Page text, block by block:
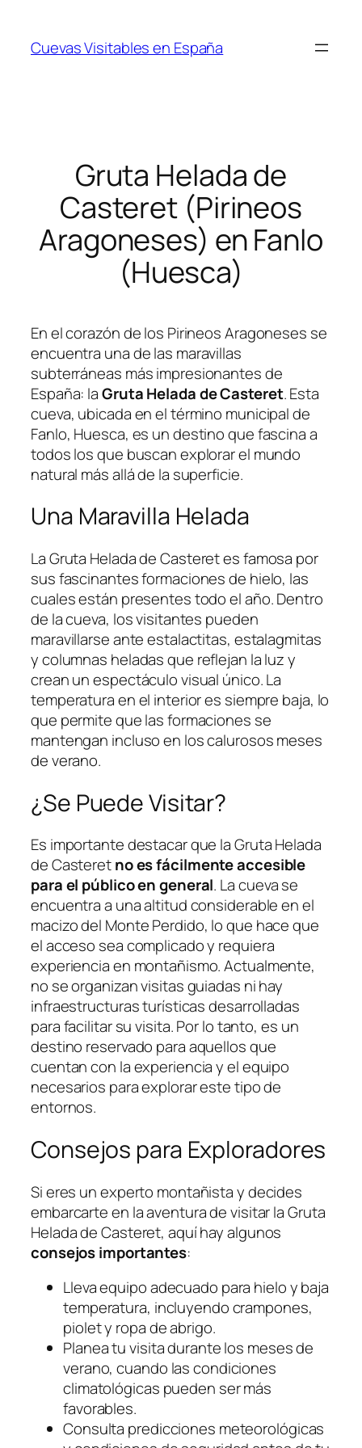
contenido
Cuevas Visitables en España
Gruta Helada de
Casteret (Pirineos
Aragoneses) en Fanlo
(Huesca)
En el corazón de los Pirineos Aragoneses se
encuentra una de las maravillas
subterráneas más impresionantes de
España: laGruta Helada de Casteret. Esta
cueva, ubicada en el término municipal de
Fanlo, Huesca, es un destino que fascina a
todos los que buscan explorar el mundo
natural más allá de la superficie.
Una Maravilla Helada
La Gruta Helada de Casteret es famosa por
sus fascinantes formaciones de hielo, las
cuales están presentes todo el año. Dentro
de la cueva, los visitantes pueden
maravillarse ante estalactitas, estalagmitas
y columnas heladas que reflejan la luz y
crean un espectáculo visual único. La
temperatura en el interior es siempre baja, lo
que permite que las formaciones se
mantengan incluso en los calurosos meses
de verano.
¿Se Puede Visitar?
Es importante destacar que la Gruta Helada
de Casteretno es fácilmente accesible
para el público en general. La cueva se
encuentra a una altitud considerable en el
macizo del Monte Perdido, lo que hace que
el acceso sea complicado y requiera
experiencia en montañismo. Actualmente,
no se organizan visitas guiadas ni hay
infraestructuras turísticas desarrolladas
para facilitar su visita. Por lo tanto, es un
destino reservado para aquellos que
cuentan con la experiencia y el equipo
necesarios para explorar este tipo de
entornos.
Consejos para Exploradores
Si eres un experto montañista y decides
embarcarte en la aventura de visitar la Gruta
Helada de Casteret, aquí hay algunos
consejos importantes:
Lleva equipo adecuado para hielo y baja
temperatura, incluyendo crampones,
piolet y ropa de abrigo.
Planea tu visita durante los meses de
verano, cuando las condiciones
climatológicas pueden ser más
favorables.
Consulta predicciones meteorológicas